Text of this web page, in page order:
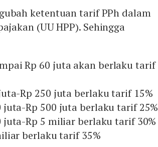
ketentuan tarif PPh dalam
(UU HPP). Sehingga
Rp 60 juta akan berlaku tarif
Rp 250 juta berlaku tarif 15%
juta-Rp 500 juta berlaku tarif 25%
juta-Rp 5 miliar berlaku tarif 30%
berlaku tarif 35%